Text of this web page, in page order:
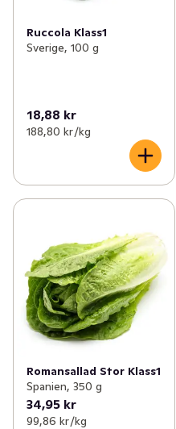
Ruccola Klass1
Sverige, 100 g
18,88 kr
188,80 kr /kg
Romansallad Stor Klass1
Spanien, 350 g
34,95 kr
99,86 kr /kg